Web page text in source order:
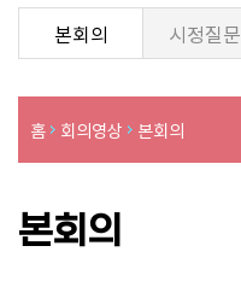
의
의
활
본회의 시정질문
홈 회의영상 본회의
본회의